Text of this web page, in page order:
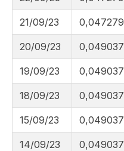
21/09/23 0,047279
20/09/23 0,049037
19/09/23 0,049037
18/09/23 0,049037
15/09/23 0,049037
14/09/23 0,049037